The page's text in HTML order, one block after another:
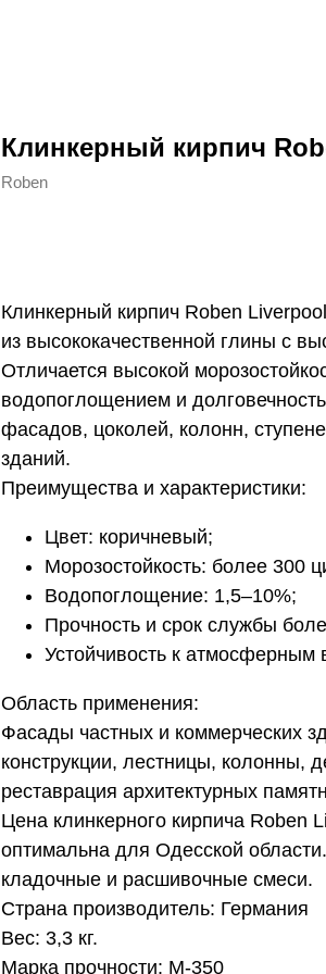
Клинкерный кирпич
Roben
Клинкерный кирпич Roben
из высококачественной глины с
Отличается высокой
водопоглощением и
фасадов, цоколей, колонн,
зданий.
Преимущества и характеристики:
Цвет: коричневый;
Морозостойкость: более 300
Водопоглощение: 1,5–10%;
Прочность и срок службы
Устойчивость к атмосферным
Область применения:
Фасады частных и коммерческих
конструкции, лестницы, колонны,
реставрация архитектурных
Цена клинкерного кирпича Roben
оптимальна для Одесской
кладочные и расшивочные смеси.
Страна производитель: Германия
Вес: 3,3 кг.
Марка прочности: М-350